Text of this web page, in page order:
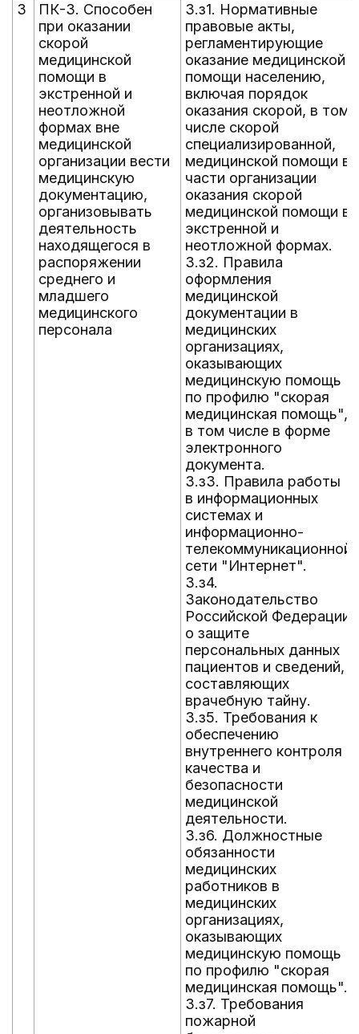
3
ПК-3. Способен
при оказании
скорой
медицинской
помощи в
экстренной и
неотложной
формах вне
медицинской
организации вести
медицинскую
документацию,
организовывать
деятельность
находящегося в
распоряжении
среднего и
младшего
медицинского
персонала
3.з1. Нормативные
правовые акты,
регламентирующие
оказание медицинской
помощи населению,
включая порядок
оказания скорой, в том
числе скорой
специализированной,
медицинской помощи в
части организации
оказания скорой
медицинской помощи в
экстренной и
неотложной формах.
3.з2. Правила
оформления
медицинской
документации в
медицинских
организациях,
оказывающих
медицинскую помощь
по профилю "скорая
медицинская помощь",
в том числе в форме
электронного
документа.
3.з3. Правила работы
в информационных
системах и
информационно-
телекоммуникационной
сети "Интернет".
3.з4.
Законодательство
Российской Федерации
о защите
персональных данных
пациентов и сведений,
составляющих
врачебную тайну.
3.з5. Требования к
обеспечению
внутреннего контроля
качества и
безопасности
медицинской
деятельности.
3.з6. Должностные
обязанности
медицинских
работников в
медицинских
организациях,
оказывающих
медицинскую помощь
по профилю "скорая
медицинская помощь".
3.з7. Требования
пожарной